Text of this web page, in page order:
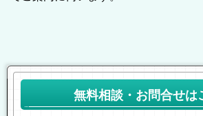
無料相談・お問合せは